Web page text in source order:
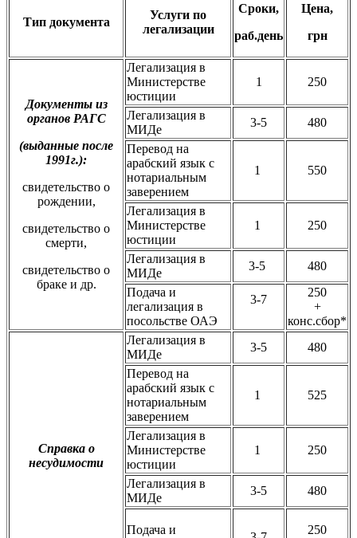
Тип документа
Услуги по
легализации
Сроки,
раб.день
Цена,
грн
Документы из
органов РАГС
(выданные после
1991г.):
свидетельство о
рождении,
свидетельство о
смерти,
свидетельство о
браке и др.
Легализация в
Министерстве
юстиции
1 250
Легализация в
МИДе
3-5
480
Перевод на
арабский язык с
нотариальным
заверением
1 550
Легализация в
Министерстве
юстиции
1 250
Легализация в
МИДе
3-5
480
Подача и
легализация в
посольстве ОАЭ
3-7
250
+
конс.сбор*
Справка о
несудимости
Легализация в
МИДе
3-5
480
Перевод на
арабский язык с
нотариальным
заверением
1 525
Легализация в
Министерстве
юстиции
1 250
Легализация в
МИДе
3-5 480
Подача и
250